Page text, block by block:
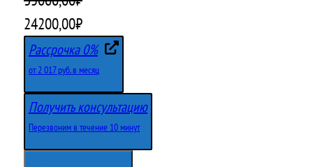
П
р
в
о
24200,00₽Т
е
к
у
щ
Рассрочка 0%
от 2 017 руб. в месяц
Получить консультацию
Перезвоним в течение 10 минут